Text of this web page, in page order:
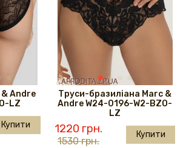
& Andre
LZ
Купити
Труси-бразиліана Marc &
Andre W24-0196-W2-BZO-
LZ
1220 грн.
1530 грн.
Купити